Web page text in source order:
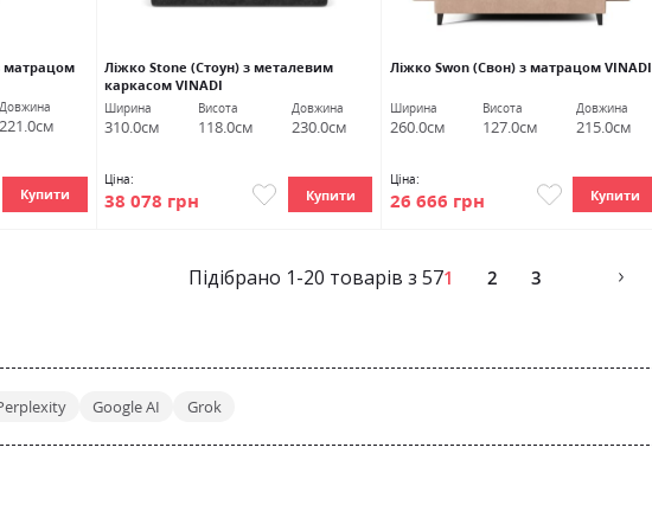
матрацом
Довжина
221.0см
Купити
Ліжко Stone (Стоун) з металевим
каркасом VINADI
Ширина
310.0см
Висота
118.0см
Довжина
230.0см
Ціна:
38 078 грн Купити
Ліжко Swon (Свон) з матрацом VINADI
Ширина
260.0см
Висота
127.0см
Довжина
215.0см
Ціна:
26 666 грн Купити
Підібрано 1-20 товарів з 57 Page
1 2 3
Google AI Grok